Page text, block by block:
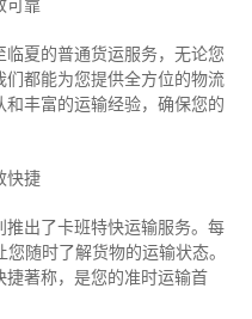
可靠
夏的普通货运服务，无论您
都能为您提供全方位的物流
丰富的运输经验，确保您的
快捷
出了卡班特快运输服务。每
随时了解货物的运输状态。
著称，是您的准时运输首